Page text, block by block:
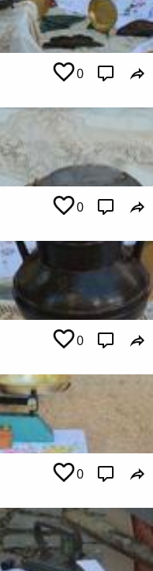
0
0
0
0